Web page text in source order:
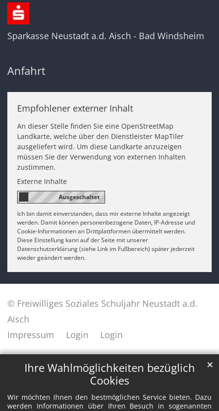
Ihre Wahlmöglichkeiten bezüglich
Cookies
Wir möchten Ihnen den bestmöglichen Service bieten. Dazu
werden Informationen über Ihren Besuch in sogenannten
✕
Sparkasse Neustadt a.d. Aisch - Bad Windsheim
Anfahrt
Empfohlener externer Inhalt
An dieser Stelle finden Sie eine OpenStreetMap
Landkarte, welche über den Dienstleister MapTiler
ausgeliefert wird. Um diese Landkarte anzuzeigen
müssen Sie der Verwendung von externen Inhalten
zustimmen.
Externe Inhalte
Ich bin damit einverstanden, dass mir externe Inhalte angezeigt
werden. Damit können personenbezogene Daten, IP-Adresse und
Cookie-Informationen an Drittplattformen übermittelt werden.
Diese Einstellung kann auf der Seite mit unserer
Datenschutzerklärung (siehe Link im Fußbereich) später jederzeit
wieder geändert werden.
© Freiwilliges Soziales Schuljahr Neustadt a.d.
Aisch
Impressum
Login Login